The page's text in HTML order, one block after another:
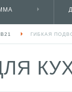
ГИБКАЯ